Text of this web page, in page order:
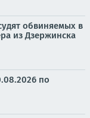
обвиняемых в
из Дзержинска
по